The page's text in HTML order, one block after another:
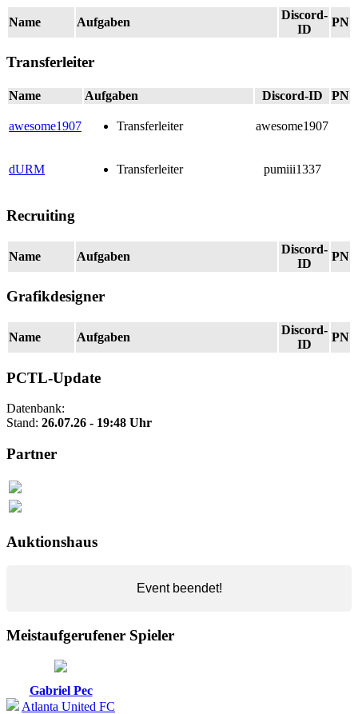
Name Aufgaben
Discord-
ID
PN
Transferleiter
Name Aufgaben Discord-ID PN
awesome1907 Transferleiter awesome1907
dURM Transferleiter pumiii1337
Recruiting
Name Aufgaben
Discord-
ID
PN
Grafikdesigner
Name Aufgaben
Discord-
ID
PN
PCTL-Update
Datenbank:
Stand: 26.07.26 - 19:48 Uhr
Partner
Auktionshaus
Event beendet!
Meistaufgerufener Spieler
Gabriel Pec
Atlanta United FC